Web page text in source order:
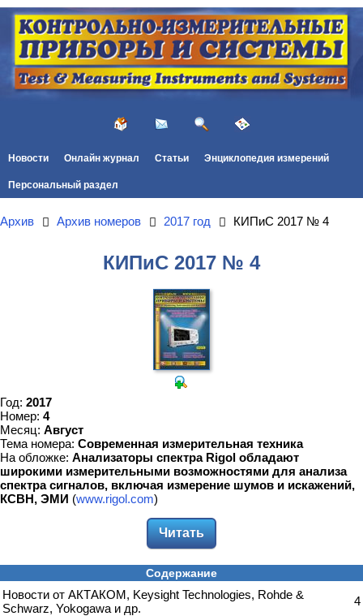
Новости Онлайн журнал Статьи Энциклопедия измерений
Персональный раздел
Архив Архив номеров 2017 год КИПиС 2017 № 4
КИПиС 2017 № 4
Год: 2017
Номер: 4
Месяц: Август
Тема номера: Современная измерительная техника
На обложке: Анализаторы спектра Rigol обладают
широкими измерительными возможностями для анализа
спектра сигналов, включая измерение шумов и искажений,
КСВН, ЭМИ (www.rigol.com)
Читать
Содержание
Новости от АКТАКОМ, Keysight Technologies, Rohde &
Schwarz, Yokogawa и др.
4